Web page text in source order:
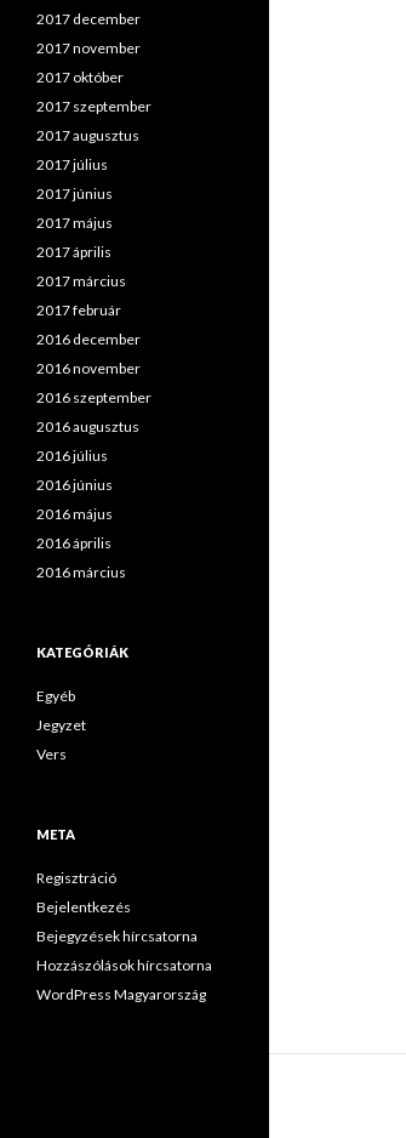
2017 december
2017 november
2017 október
2017 szeptember
2017 augusztus
2017 július
2017 június
2017 május
2017 április
2017 március
2017 február
2016 december
2016 november
2016 szeptember
2016 augusztus
2016 július
2016 június
2016 május
2016 április
2016 március
KATEGÓRIÁK
Egyéb
Jegyzet
Vers
META
Regisztráció
Bejelentkezés
Bejegyzések hírcsatorna
Hozzászólások hírcsatorna
WordPress Magyarország